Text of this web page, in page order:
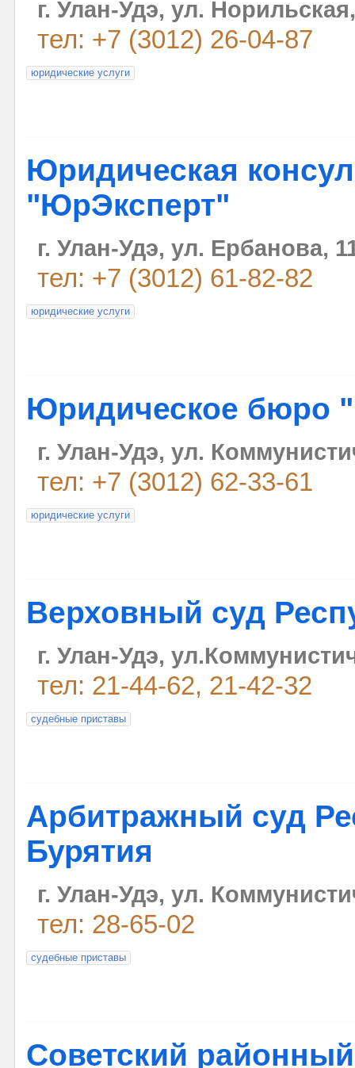
г. Улан-Удэ, ул.
тел: +7 (3012) 26-04-87
юридические услуги
Юридическая
"ЮрЭксперт"
г. Улан-Удэ, ул. Ербанова,
тел: +7 (3012) 61-82-82
юридические услуги
Юридическое бюро
г. Улан-Удэ, ул.
тел: +7 (3012) 62-33-61
юридические услуги
Верховный суд
г. Улан-Удэ,
тел: 21-44-62, 21-42-32
судебные приставы
Арбитражный суд
Бурятия
г. Улан-Удэ, ул.
тел: 28-65-02
судебные приставы
Советский